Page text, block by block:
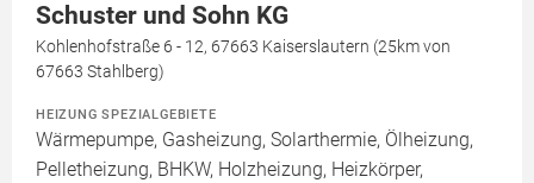
Schuster und Sohn KG
Kohlenhofstraße 6 - 12, 67663 Kaiserslautern (25km von
67663 Stahlberg)
HEIZUNG SPEZIALGEBIETE
Wärmepumpe, Gasheizung, Solarthermie, Ölheizung,
Pelletheizung, BHKW, Holzheizung, Heizkörper,